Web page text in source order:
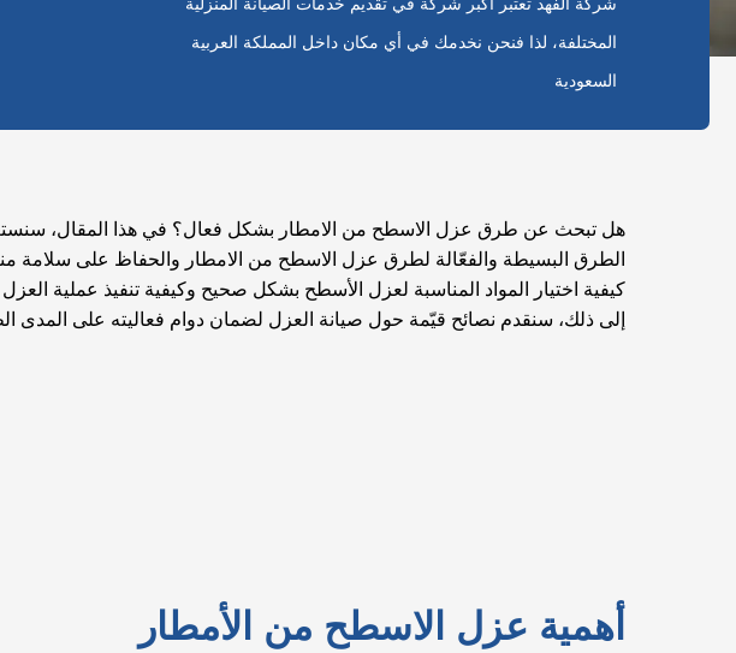
المختلفة، لذا فنحن نخدمك في أي مكان داخل المملكة العربية
السعودية
هل تبحث عن طرق عزل الاسطح من الامطار بشكل فعال؟ في هذا المقال،
الطرق البسيطة والفعّالة لطرق عزل الاسطح من الامطار والحفاظ على سلامة
كيفية اختيار المواد المناسبة لعزل الأسطح بشكل صحيح وكيفية تنفيذ عملية
إلى ذلك، سنقدم نصائح قيّمة حول صيانة العزل لضمان دوام فعاليته على المدى
أهمية عزل الاسطح من الأمطار